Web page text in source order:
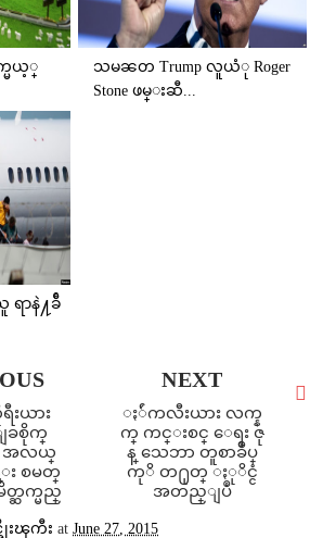
မယ့္
သမၼတ Trump လူယံု Roger
Stone ဖမ္းဆီ...
ရာနဲ႔ခ်ီ
NEXT
ႏ်ဴကလီးယား လက္န
က္ ကင္းစင္ ေရး ဇု
န္ သေဘာ တူစာခ်ဳပ္
ကုိ တ႐ုတ္ ႏုိင္ငံ
အတည္ျပဳ
ယား
ခစိုက္
အလယ္
စမတ္
တ္ဆက္မည္
ၾကီး atJune 27, 2015